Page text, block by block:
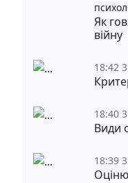
Як
війну
18:42
18:40
Види
18:39